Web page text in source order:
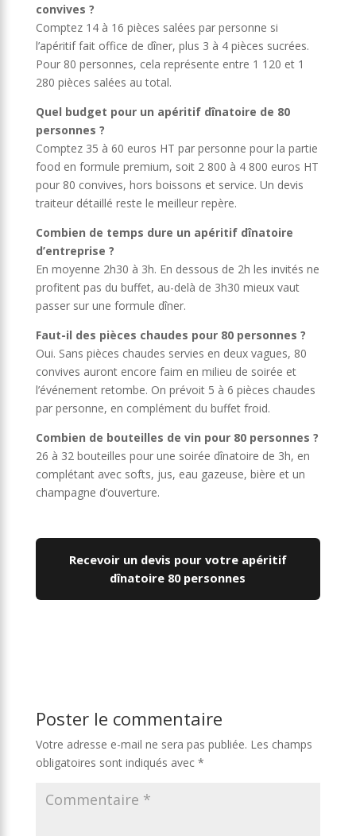
convives ?
Comptez 14 à 16 pièces salées par personne si
l’apéritif fait office de dîner, plus 3 à 4 pièces sucrées.
Pour 80 personnes, cela représente entre 1 120 et 1
280 pièces salées au total.
Quel budget pour un apéritif dînatoire de 80
personnes ?
Comptez 35 à 60 euros HT par personne pour la partie
food en formule premium, soit 2 800 à 4 800 euros HT
pour 80 convives, hors boissons et service. Un devis
traiteur détaillé reste le meilleur repère.
Combien de temps dure un apéritif dînatoire
d’entreprise ?
En moyenne 2h30 à 3h. En dessous de 2h les invités ne
profitent pas du buffet, au-delà de 3h30 mieux vaut
passer sur une formule dîner.
Faut-il des pièces chaudes pour 80 personnes ?
Oui. Sans pièces chaudes servies en deux vagues, 80
convives auront encore faim en milieu de soirée et
l’événement retombe. On prévoit 5 à 6 pièces chaudes
par personne, en complément du buffet froid.
Combien de bouteilles de vin pour 80 personnes ?
26 à 32 bouteilles pour une soirée dînatoire de 3h, en
complétant avec softs, jus, eau gazeuse, bière et un
champagne d’ouverture.
Recevoir un devis pour votre apéritif
dînatoire 80 personnes
Poster le commentaire
Votre adresse e-mail ne sera pas publiée. Les champs
obligatoires sont indiqués avec *